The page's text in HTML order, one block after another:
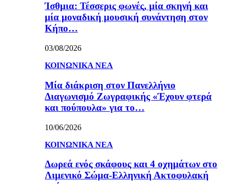
Ίσθμια: Τέσσερις φωνές, μία σκηνή και
μία μοναδική μουσική συνάντηση στον
Κήπο…
03/08/2026
ΚΟΙΝΩΝΙΚΑ ΝΕΑ
Μία διάκριση στον Πανελλήνιο
Διαγωνισμό Ζωγραφικής «Έχουν φτερά
και πούπουλα» για το…
10/06/2026
ΚΟΙΝΩΝΙΚΑ ΝΕΑ
Δωρεά ενός σκάφους και 4 οχημάτων στο
Λιμενικό Σώμα-Ελληνική Ακτοφυλακή